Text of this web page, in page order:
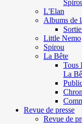
L'Elan
Albums de
Little Nemo
Spirou
La Bête
Tous
La
Revue de presse
Revue de